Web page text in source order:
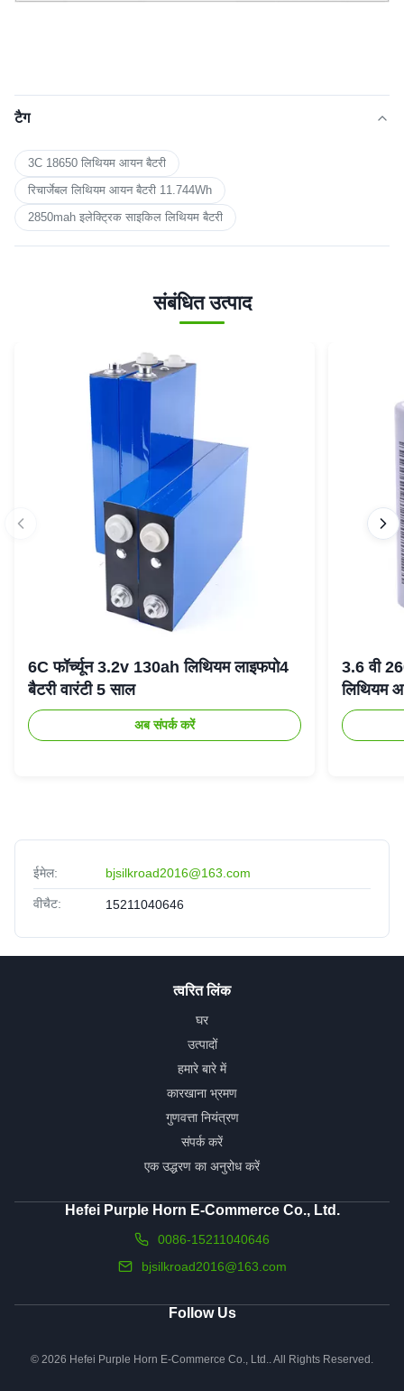
टैग
3C 18650 लिथियम आयन बैटरी
रिचार्जेबल लिथियम आयन बैटरी 11.744Wh
2850mah इलेक्ट्रिक साइकिल लिथियम बैटरी
संबंधित उत्पाद
6C फॉर्च्यून 3.2v 130ah लिथियम लाइफपो4
बैटरी वारंटी 5 साल
अब संपर्क करें
3.6 वी
लिथियम
ईमेल: bjsilkroad2016@163.com
वीचैट: 15211040646
त्वरित लिंक
घर
उत्पादों
हमारे बारे में
कारखाना भ्रमण
गुणवत्ता नियंत्रण
संपर्क करें
एक उद्धरण का अनुरोध करें
Hefei Purple Horn E-Commerce Co., Ltd.
0086-15211040646
bjsilkroad2016@163.com
Follow Us
© 2026 Hefei Purple Horn E-Commerce Co., Ltd.. All Rights Reserved.